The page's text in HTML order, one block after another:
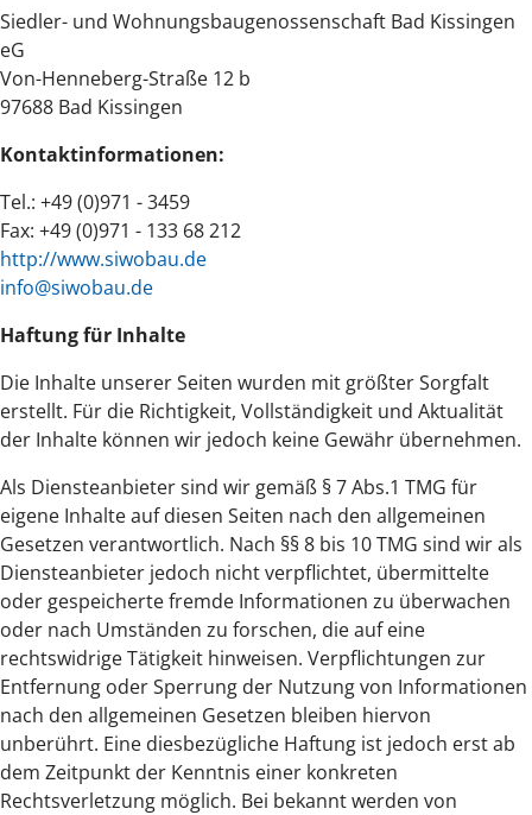
Siedler- und Wohnungsbaugenossenschaft Bad Kissingen
eG
Von-Henneberg-Straße 12 b
97688 Bad Kissingen
Kontaktinformationen:
Tel.: +49 (0)971 - 3459
Fax: +49 (0)971 - 133 68 212
http://www.siwobau.de
info@siwobau.de
Haftung für Inhalte
Die Inhalte unserer Seiten wurden mit größter Sorgfalt
erstellt. Für die Richtigkeit, Vollständigkeit und Aktualität
der Inhalte können wir jedoch keine Gewähr übernehmen.
Als Diensteanbieter sind wir gemäß § 7 Abs.1 TMG für
eigene Inhalte auf diesen Seiten nach den allgemeinen
Gesetzen verantwortlich. Nach §§ 8 bis 10 TMG sind wir als
Diensteanbieter jedoch nicht verpflichtet, übermittelte
oder gespeicherte fremde Informationen zu überwachen
oder nach Umständen zu forschen, die auf eine
rechtswidrige Tätigkeit hinweisen. Verpflichtungen zur
Entfernung oder Sperrung der Nutzung von Informationen
nach den allgemeinen Gesetzen bleiben hiervon
unberührt. Eine diesbezügliche Haftung ist jedoch erst ab
dem Zeitpunkt der Kenntnis einer konkreten
Rechtsverletzung möglich. Bei bekannt werden von